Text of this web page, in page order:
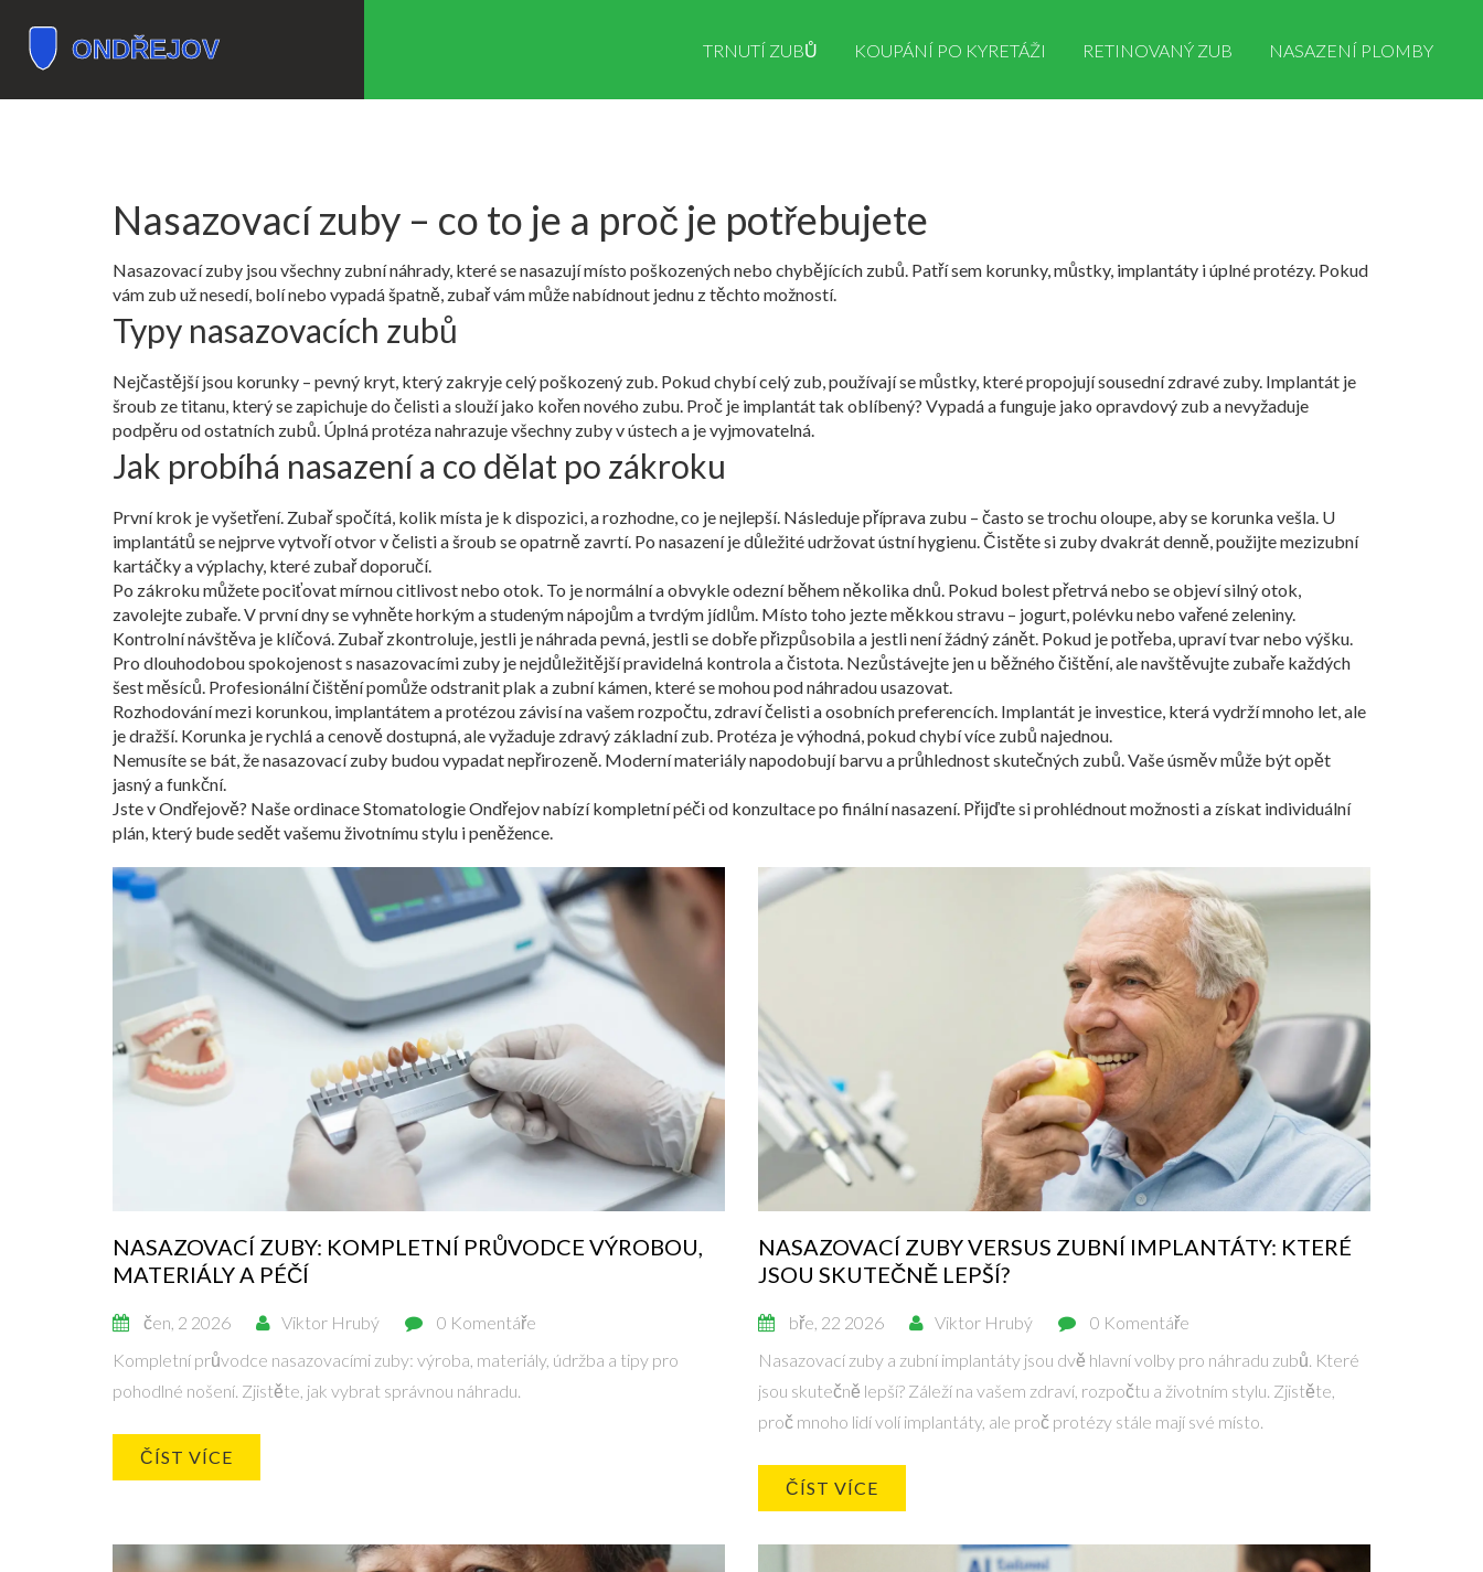
TRNUTÍ ZUBŮ KOUPÁNÍ PO KYRETÁŽI RETINOVANÝ ZUB NASAZENÍ PLOMBY
Nasazovací zuby – co to je a proč je potřebujete
Nasazovací zuby jsou všechny zubní náhrady, které se nasazují místo poškozených nebo chybějících zubů. Patří sem korunky, můstky, implantáty i úplné protézy. Pokud
vám zub už nesedí, bolí nebo vypadá špatně, zubař vám může nabídnout jednu z těchto možností.
Typy nasazovacích zubů
Nejčastější jsou korunky – pevný kryt, který zakryje celý poškozený zub. Pokud chybí celý zub, používají se můstky, které propojují sousední zdravé zuby. Implantát je
šroub ze titanu, který se zapichuje do čelisti a slouží jako kořen nového zubu. Proč je implantát tak oblíbený? Vypadá a funguje jako opravdový zub a nevyžaduje
podpěru od ostatních zubů. Úplná protéza nahrazuje všechny zuby v ústech a je vyjmovatelná.
Jak probíhá nasazení a co dělat po zákroku
První krok je vyšetření. Zubař spočítá, kolik místa je k dispozici, a rozhodne, co je nejlepší. Následuje příprava zubu – často se trochu oloupe, aby se korunka vešla. U
implantátů se nejprve vytvoří otvor v čelisti a šroub se opatrně zavrtí. Po nasazení je důležité udržovat ústní hygienu. Čistěte si zuby dvakrát denně, použijte mezizubní
kartáčky a výplachy, které zubař doporučí.
Po zákroku můžete pociťovat mírnou citlivost nebo otok. To je normální a obvykle odezní během několika dnů. Pokud bolest přetrvá nebo se objeví silný otok,
zavolejte zubaře. V první dny se vyhněte horkým a studeným nápojům a tvrdým jídlům. Místo toho jezte měkkou stravu – jogurt, polévku nebo vařené zeleniny.
Kontrolní návštěva je klíčová. Zubař zkontroluje, jestli je náhrada pevná, jestli se dobře přizpůsobila a jestli není žádný zánět. Pokud je potřeba, upraví tvar nebo výšku.
Pro dlouhodobou spokojenost s nasazovacími zuby je nejdůležitější pravidelná kontrola a čistota. Nezůstávejte jen u běžného čištění, ale navštěvujte zubaře každých
šest měsíců. Profesionální čištění pomůže odstranit plak a zubní kámen, které se mohou pod náhradou usazovat.
Rozhodování mezi korunkou, implantátem a protézou závisí na vašem rozpočtu, zdraví čelisti a osobních preferencích. Implantát je investice, která vydrží mnoho let, ale
je dražší. Korunka je rychlá a cenově dostupná, ale vyžaduje zdravý základní zub. Protéza je výhodná, pokud chybí více zubů najednou.
Nemusíte se bát, že nasazovací zuby budou vypadat nepřirozeně. Moderní materiály napodobují barvu a průhlednost skutečných zubů. Vaše úsměv může být opět
jasný a funkční.
Jste v Ondřejově? Naše ordinace Stomatologie Ondřejov nabízí kompletní péči od konzultace po finální nasazení. Přijďte si prohlédnout možnosti a získat individuální
plán, který bude sedět vašemu životnímu stylu i peněžence.
NASAZOVACÍ ZUBY: KOMPLETNÍ PRŮVODCE VÝROBOU,
MATERIÁLY A PÉČÍ
čen, 2 2026 Viktor Hrubý
0 Komentáře
Kompletní průvodce nasazovacími zuby: výroba, materiály, údržba a tipy pro
pohodlné nošení. Zjistěte, jak vybrat správnou náhradu.
ČÍST VÍCE
NASAZOVACÍ ZUBY VERSUS ZUBNÍ IMPLANTÁTY: KTERÉ
JSOU SKUTEČNĚ LEPŠÍ?
bře, 22 2026 Viktor Hrubý
0 Komentáře
Nasazovací zuby a zubní implantáty jsou dvě hlavní volby pro náhradu zubů. Které
jsou skutečně lepší? Záleží na vašem zdraví, rozpočtu a životním stylu. Zjistěte,
proč mnoho lidí volí implantáty, ale proč protézy stále mají své místo.
ČÍST VÍCE